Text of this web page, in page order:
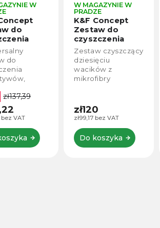
K&F Concept
Zestaw do
czyszczenia
matrycy Full-
Frame (10
patyczków + 20
ml roztworu
czyszczącego)
SKU.1617
W MAGAZYNIE W
PRADZE
zł99,17 bez VAT
zł120
Do koszyka
Zestaw czyszczący
dziesięciu
wacików z
mikrofibry
matrycy Full-Frame
z płynem
czyszczącym.
Klucz do filtrów
fotograficznych
(62mm 67mm
72mm 77mm)
W MAGAZYNIE W
PRADZE
zł40,10 bez VAT
zł48,52
Do koszyka
Klucz do
odblokowywania
zablokowanych,
mocno
obiektywie
aparatu.
najczęściej
następuje z